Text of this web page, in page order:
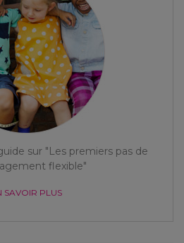
sur "Les premiers pas de
flexible"
SAVOIR PLUS